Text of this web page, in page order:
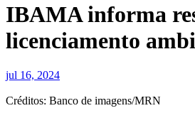
IBAMA informa
licenciamento
jul 16, 2024
Créditos: Banco de imagens/MRN